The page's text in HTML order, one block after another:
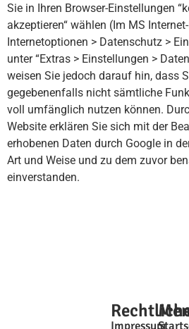
Sie in Ihren Browser-Einstellungen
akzeptieren“ wählen (Im MS
Internetoptionen > Datenschutz >
unter “Extras > Einstellungen >
weisen Sie jedoch darauf hin, dass
gegebenenfalls nicht sämtliche
voll umfänglich nutzen können.
Website erklären Sie sich mit der
erhobenen Daten durch Google in
Art und Weise und zu dem zuvor
einverstanden.
Impressum